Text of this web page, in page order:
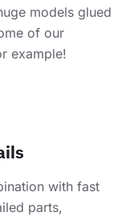
models glued
of our
example!
with fast
parts,